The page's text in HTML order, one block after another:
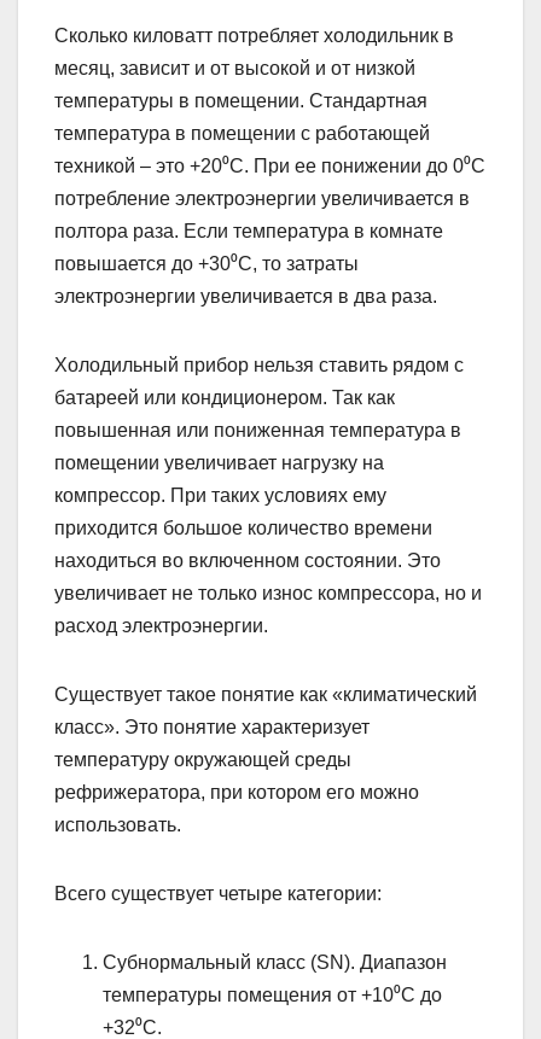
Сколько киловатт потребляет холодильник в
месяц, зависит и от высокой и от низкой
температуры в помещении. Стандартная
температура в помещении с работающей
техникой – это +20⁰С. При ее понижении до 0⁰С
потребление электроэнергии увеличивается в
полтора раза. Если температура в комнате
повышается до +30⁰С, то затраты
электроэнергии увеличивается в два раза.
Холодильный прибор нельзя ставить рядом с
батареей или кондиционером. Так как
повышенная или пониженная температура в
помещении увеличивает нагрузку на
компрессор. При таких условиях ему
приходится большое количество времени
находиться во включенном состоянии. Это
увеличивает не только износ компрессора, но и
расход электроэнергии.
Существует такое понятие как «климатический
класс». Это понятие характеризует
температуру окружающей среды
рефрижератора, при котором его можно
использовать.
Всего существует четыре категории:
Субнормальный класс (SN). Диапазон
температуры помещения от +10⁰С до
+32⁰С.